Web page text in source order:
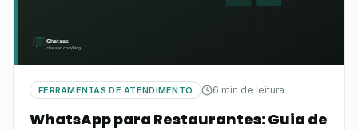
FERRAMENTAS DE ATENDIMENTO 6 min de leitura
WhatsApp para Restaurantes: Guia de